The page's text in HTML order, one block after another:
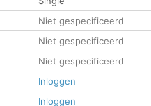
Niet gespecificeerd
Niet gespecificeerd
Niet gespecificeerd
Inloggen
Inloggen